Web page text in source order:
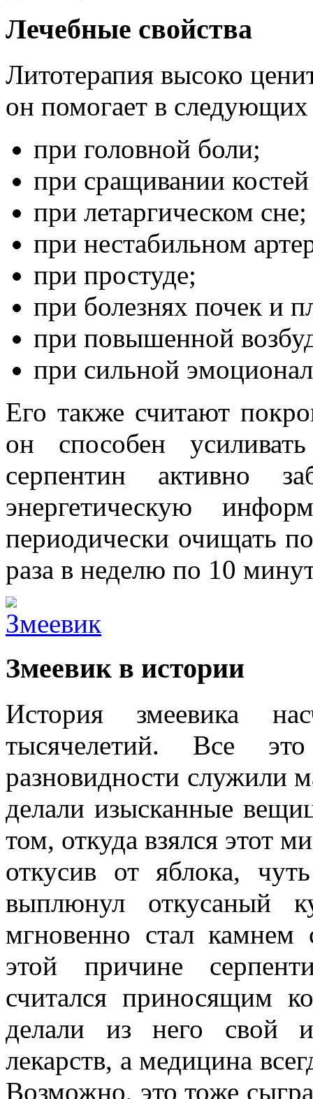
Лечебные свойства
Литотерапия высоко
он помогает в следующих
при головной боли;
при сращивании
при летаргическом сне;
при нестабильном
при простуде;
при болезнях почек и
при повышенной
при сильной
Его также считают
он способен
серпентин активно
энергетическую
периодически очищать
раза в неделю по 10
Змеевик в истории
История змеевика
тысячелетий. Все
разновидности служили
делали изысканные
том, откуда взялся этот
откусив от яблока,
выплюнул откусаный
мгновенно стал
этой причине
считался приносящим
делали из него свой
лекарств, а медицина
Возможно, это тоже